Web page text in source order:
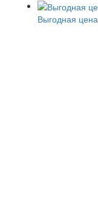
Выгодная цена